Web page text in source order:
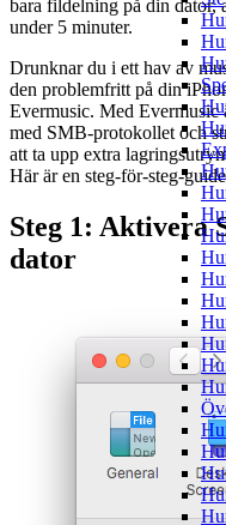
bara fildelning på din dator,
under 5 minuter.
Drunknar du i ett hav av
den problemfritt på din
Evermusic. Med Evermusic
med SMB-protokollet och
att ta upp extra
Här är en steg-för-steg-
Steg 1: Aktivera
dator